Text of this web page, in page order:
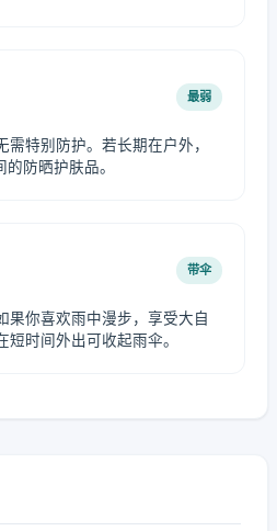
最弱
特别防护。若长期在户外，
防晒护肤品。
带伞
果你喜欢雨中漫步，享受大自
时间外出可收起雨伞。